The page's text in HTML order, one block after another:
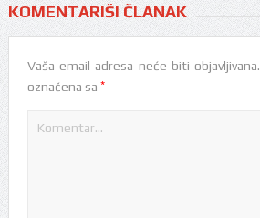
KOMENTARIŠI ČLANAK
Vaša email adresa neće biti objavljivana.
označena sa *